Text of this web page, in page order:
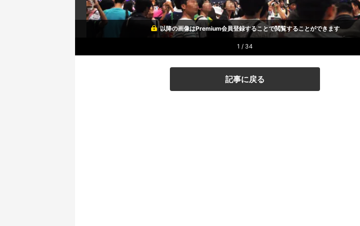
以降の画像はPremium会員登録することで閲覧することができます
1 / 34
記事に戻る